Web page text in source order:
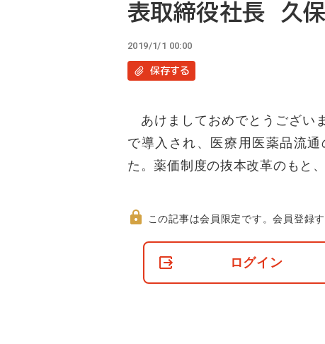
表取締役社長 久
2019/1/1 00:00
保存する
あけましておめでとうござい
で導入され、医療用医薬品流
た。薬価制度の抜本改革のもと
この記事は会員限定です。会員登録
ログイン